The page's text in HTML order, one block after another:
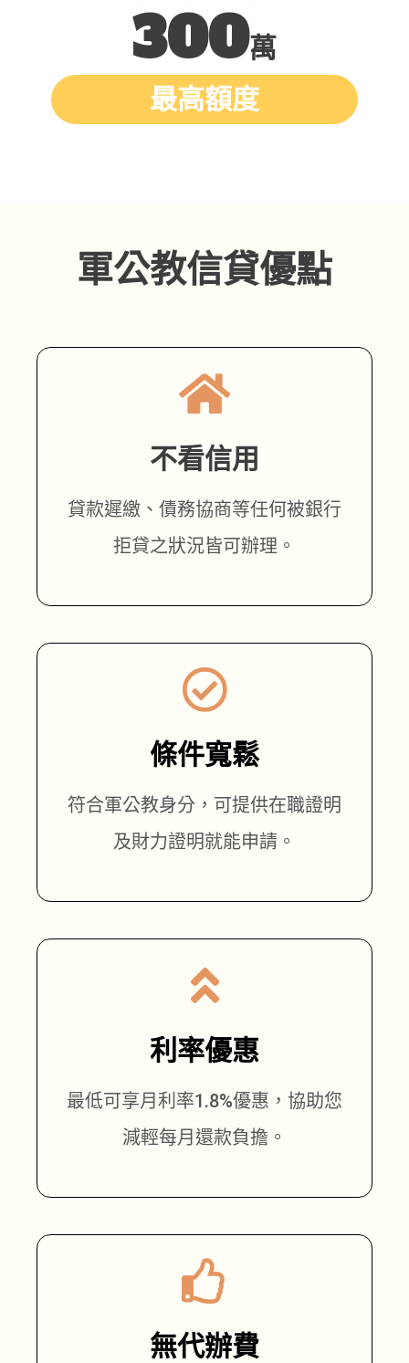
300萬
最高額度
軍公教信貸優點
不看信用
貸款遲繳、債務協商等任何被銀行
拒貸之狀況皆可辦理。
條件寬鬆
符合軍公教身分，可提供在職證明
及財力證明就能申請。
利率優惠
最低可享月利率1.8%優惠，協助您
減輕每月還款負擔。
無代辦費